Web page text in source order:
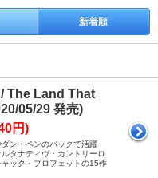
新着順
The Land That
05/29 発売)
円)
ン・ペンのバックで活躍
タナティヴ・カントリーロ
ック・プロフェットの15作